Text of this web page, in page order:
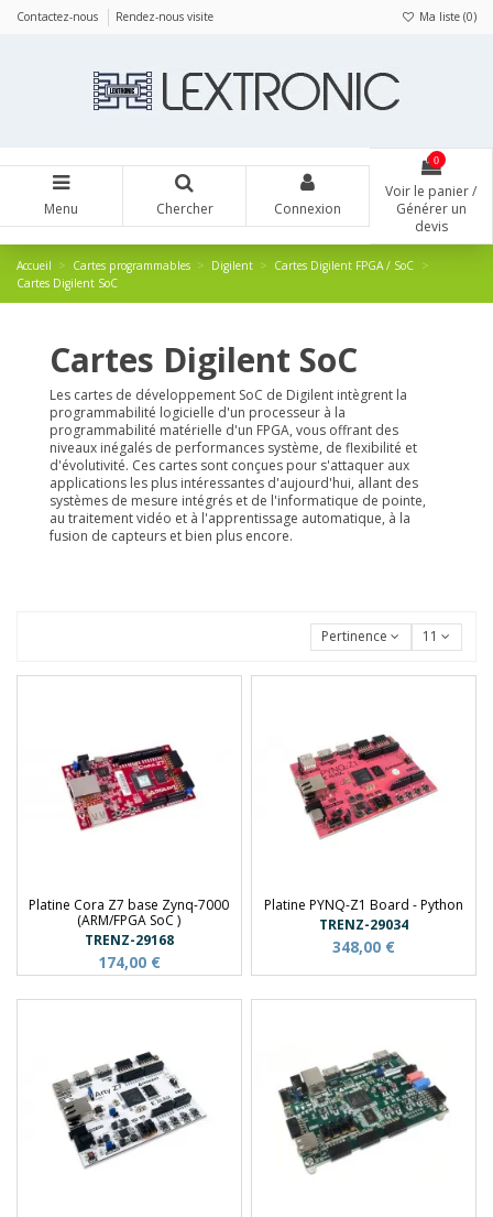
Contactez-nous Rendez-nous visite Ma liste (0)
Menu Chercher Connexion
0
Voir le panier /
Générer un
devis
Accueil Cartes programmables Digilent
Cartes Digilent FPGA / SoC
Cartes Digilent SoC
Cartes Digilent SoC
Les cartes de développement SoC de Digilent intègrent la
programmabilité logicielle d'un processeur à la
programmabilité matérielle d'un FPGA, vous offrant des
niveaux inégalés de performances système, de flexibilité et
d'évolutivité. Ces cartes sont conçues pour s'attaquer aux
applications les plus intéressantes d'aujourd'hui, allant des
systèmes de mesure intégrés et de l'informatique de pointe,
au traitement vidéo et à l'apprentissage automatique, à la
fusion de capteurs et bien plus encore.
Pertinence 11
Platine Cora Z7 base Zynq-7000
(ARM/FPGA SoC )
TRENZ-29168
174,00 €
Platine PYNQ-Z1 Board - Python
TRENZ-29034
348,00 €
Panneau de gestion des cookies